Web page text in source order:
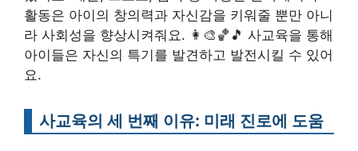
활동은 아이의 창의력과 자신감을 키워줄 뿐만 아니
라 사회성을 향상시켜줘요. 👩‍🎨🏀🎵 사교육을 통해
아이들은 자신의 특기를 발견하고 발전시킬 수 있어
요.
사교육의 세 번째 이유: 미래 진로에 도움